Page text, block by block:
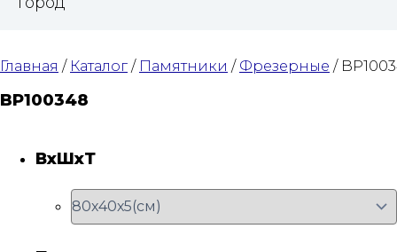
Главная / Каталог / Памятники / Фрезерные /
BP100348
ВхШхТ